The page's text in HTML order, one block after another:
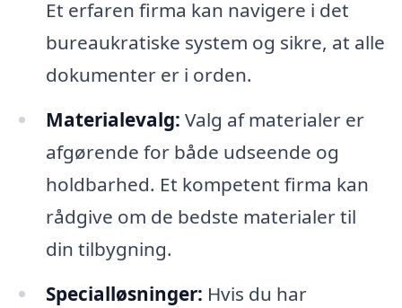
Et erfaren firma kan navigere i det
bureaukratiske system og sikre, at alle
dokumenter er i orden.
Materialevalg: Valg af materialer er
afgørende for både udseende og
holdbarhed. Et kompetent firma kan
rådgive om de bedste materialer til
din tilbygning.
Specialløsninger: Hvis du har